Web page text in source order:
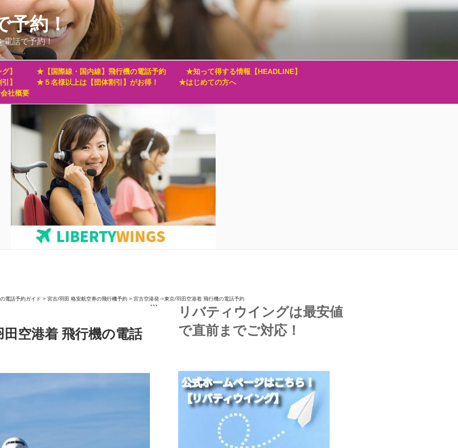
予約！
電話で予約！
】 ★【国際線・国内線】飛行機の電話予約
★知って得する情報【HEADLINE】
】
★５名様以上は【団体割引】がお得！
★はじめての方へ
社概要
電話予約ガイド > 宮古/羽田 格安航空券の飛行機予約 > 宮古空港発⇒東京/羽田空港着 飛行機の電話予約
空港着 飛行機の電話
リバティウイングは最安値
で直前までご対応！
```